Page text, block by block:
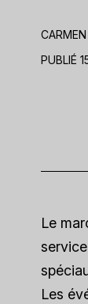
PUBLIÉ
Le
Les